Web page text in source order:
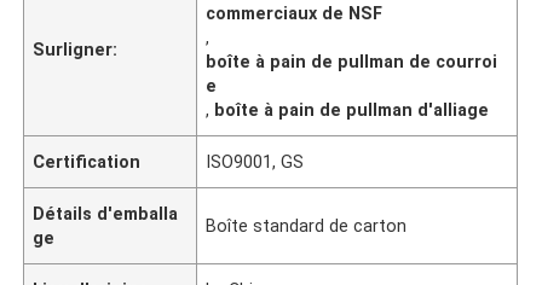
Surligner:
commerciaux de NSF
,
boîte à pain de pullman de courroi
e
, boîte à pain de pullman d'alliage
Certification ISO9001, GS
Détails d'emballa
ge
Boîte standard de carton